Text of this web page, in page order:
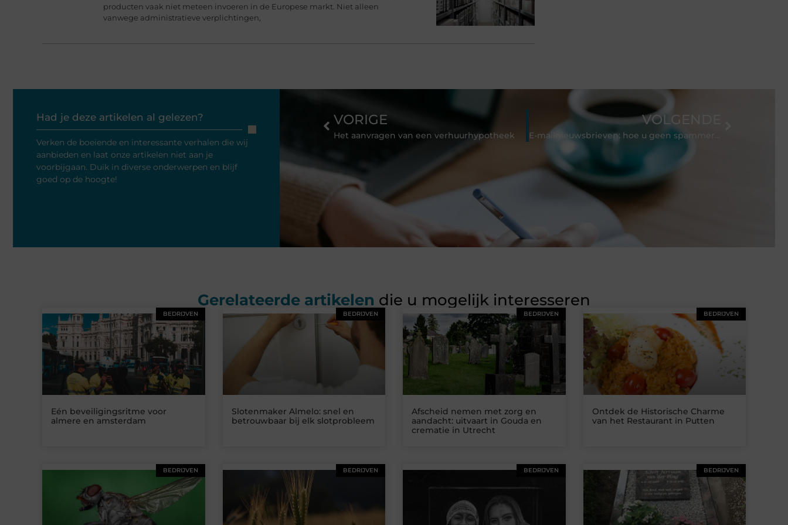
producten vaak niet meteen invoeren in de Europese markt. Niet alleen
vanwege administratieve verplichtingen,
Had je deze artikelen al gelezen?
Verken de boeiende en interessante verhalen die wij
aanbieden en laat onze artikelen niet aan je
voorbijgaan. Duik in diverse onderwerpen en blijf
goed op de hoogte!
VORIGE
Het aanvragen van een verhuurhypotheek
VOLGENDE
Gerelateerde artikelen die u mogelijk interesseren
BEDRIJVEN
Eén beveiligingsritme voor
almere en amsterdam
BEDRIJVEN
Slotenmaker Almelo: snel en
betrouwbaar bij elk slotprobleem
BEDRIJVEN
Afscheid nemen met zorg en
aandacht: uitvaart in Gouda en
crematie in Utrecht
BEDRIJVEN
Ontdek de Historische Charme
van het Restaurant in Putten
BEDRIJVEN BEDRIJVEN BEDRIJVEN BEDRIJVEN